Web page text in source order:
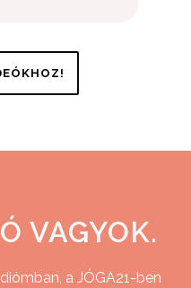
VAGYOK.
a JÓGA21-ben